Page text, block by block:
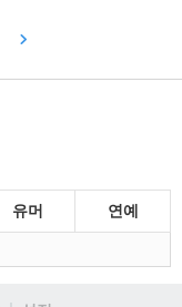
유머 연예